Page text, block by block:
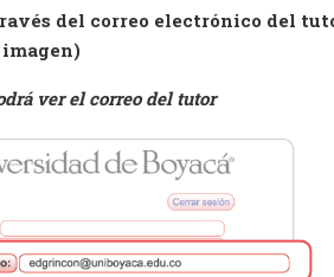
del correo electrónico del
ver el correo del tutor